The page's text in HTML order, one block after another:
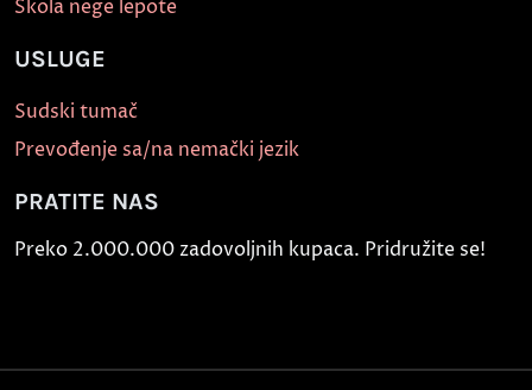
Škola nege lepote
USLUGE
Sudski tumač
Prevođenje sa/na nemački jezik
PRATITE NAS
Preko 2.000.000 zadovoljnih kupaca. Pridružite se!